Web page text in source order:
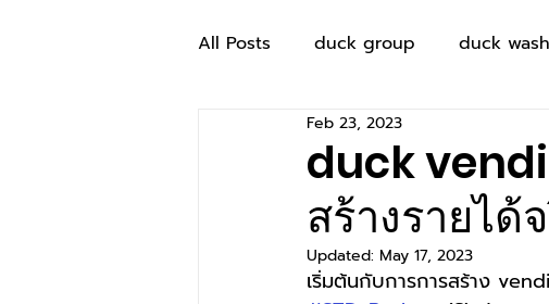
All Posts duck group duck wash
duck
สร้างรายได้
Feb 23, 2023
Updated: May 17, 2023
เริ่มต้นกับการการสร้าง